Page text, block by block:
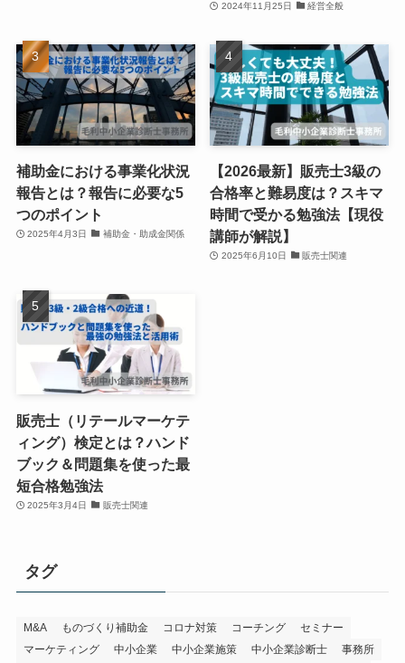
2024年11月25日 経営全般
補助金における事業化状況
報告とは？報告に必要な5
つのポイント
2025年4月3日 補助金・助成金関係
【2026最新】販売士3級の
合格率と難易度は？スキマ
時間で受かる勉強法【現役
講師が解説】
2025年6月10日 販売士関連
販売士（リテールマーケテ
ィング）検定とは？ハンド
ブック＆問題集を使った最
短合格勉強法
2025年3月4日 販売士関連
タグ
M&A ものづくり補助金 コロナ対策 コーチング
セミナー
マーケティング
中小企業 中小企業施策 中小企業診断士
事務所